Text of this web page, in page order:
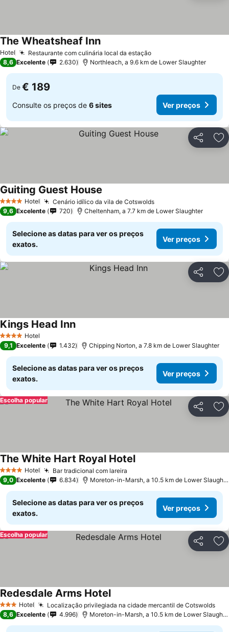
Hotel Restaurante com culinária local da estaçãoVer preços
The Wheatsheaf InnVer preços
8,6 Excelente 2.630 Northleach, a 9.6 km de Lower Slaughter
De € 189
Consulte os preços de 6 sites Ver preços
Partilhar
4 EstrelasHotel Cenário idílico da vila de CotswoldsVer preços
Guiting Guest House
9,6 Excelente 720 Cheltenham, a 7.7 km de Lower Slaughter
Selecione as datas para ver os preços
exatos.
Ver preços
Partilhar
4 EstrelasHotel
Kings Head InnVer preços
9,1 Excelente 1.432 Chipping Norton, a 7.8 km de Lower Slaughter
Selecione as datas para ver os preços
exatos.
Ver preços
Partilhar
Escolha popular
4 EstrelasHotel Bar tradicional com lareira
The White Hart Royal HotelVer preços
9,0 Excelente 6.834 Moreton-in-Marsh, a 10.5 km de Lower
Selecione as datas para ver os preços
exatos.
Ver preços
Partilhar
Escolha popular
3 EstrelasHotel Localização privilegiada na cidade mercantil de Cotswolds
Redesdale Arms HotelVer preços
8,6 Excelente 4.996 Moreton-in-Marsh, a 10.5 km de Lower